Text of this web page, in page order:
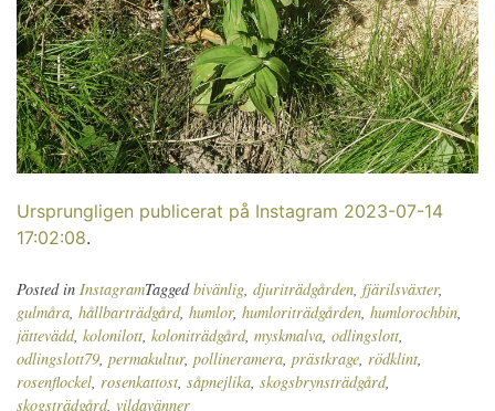
Ursprungligen publicerat på Instagram 2023-07-14
17:02:08.
Posted in InstagramTaggedbivänlig, djuriträdgården, fjärilsväxter,
gulmåra, hållbarträdgård, humlor, humloriträdgården, humlorochbin,
jättevädd, kolonilott, koloniträdgård, myskmalva, odlingslott,
odlingslott79, permakultur, pollineramera, prästkrage, rödklint,
rosenflockel, rosenkattost, såpnejlika, skogsbrynsträdgård,
skogsträdgård, vildavänner